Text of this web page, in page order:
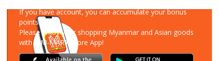
If you have account, you can accumulate your bonus
points!
Please enjoy your shopping Myanmar and Asian goods
with MM-MART Store App!